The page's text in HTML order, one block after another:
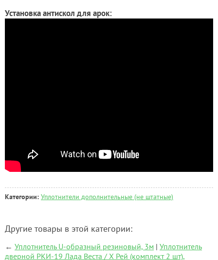
Установка антискол для арок:
Категории: Уплотнители дополнительные (не штатные)
Другие товары в этой категории:
← Уплотнитель U-образный резиновый, 3м | Уплотнитель
дверной РКИ-19 Лада Веста / Х Рей (комплект 2 шт),